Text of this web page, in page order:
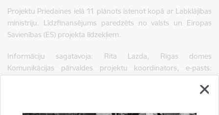
Projektu Priedaines ielā 11 plānots īstenot kopā ar Labklājības
ministriju. Līdzfinansējums paredzēts no valsts un Eiropas
Savienības (ES) projekta līdzekļiem.
Informāciju sagatavoja: Rita Lazda, Rīgas domes
Komunikācijas pārvaldes projektu koordinators, e-pasts: